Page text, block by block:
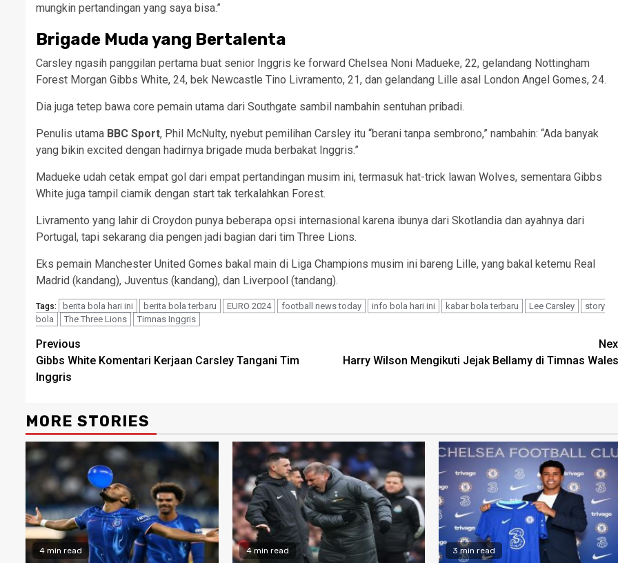
mungkin pertandingan yang saya bisa.”
Brigade Muda yang Bertalenta
Carsley ngasih panggilan pertama buat senior Inggris ke forward Chelsea Noni Madueke, 22, gelandang Nottingham
Forest Morgan Gibbs White, 24, bek Newcastle Tino Livramento, 21, dan gelandang Lille asal London Angel Gomes, 24.
Dia juga tetep bawa core pemain utama dari Southgate sambil nambahin sentuhan pribadi.
Penulis utama BBC Sport, Phil McNulty, nyebut pemilihan Carsley itu “berani tanpa sembrono,” nambahin: “Ada banyak
yang bikin excited dengan hadirnya brigade muda berbakat Inggris.”
Madueke udah cetak empat gol dari empat pertandingan musim ini, termasuk hat-trick lawan Wolves, sementara Gibbs
White juga tampil ciamik dengan start tak terkalahkan Forest.
Livramento yang lahir di Croydon punya beberapa opsi internasional karena ibunya dari Skotlandia dan ayahnya dari
Portugal, tapi sekarang dia pengen jadi bagian dari tim Three Lions.
Eks pemain Manchester United Gomes bakal main di Liga Champions musim ini bareng Lille, yang bakal ketemu Real
Madrid (kandang), Juventus (kandang), dan Liverpool (tandang).
Tags: berita bola hari ini berita bola terbaru EURO 2024 football news today info bola hari ini kabar bola terbaru Lee Carsley
story
bola
The Three Lions Timnas Inggris
Continue
Reading
Previous
Gibbs White Komentari Kerjaan Carsley Tangani Tim
Inggris
Harry Wilson Mengikuti Jejak Bellamy di Timnas
MORE STORIES
4 min read 4 min read 3 min read